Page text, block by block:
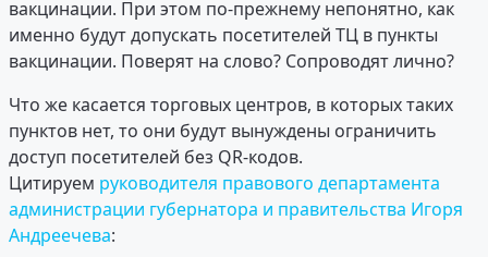
вакцинации. При этом по-прежнему непонятно, как
именно будут допускать посетителей ТЦ в пункты
вакцинации. Поверят на слово? Сопроводят лично?
Что же касается торговых центров, в которых таких
пунктов нет, то они будут вынуждены ограничить
доступ посетителей без QR-кодов.
Цитируем руководителя правового департамента
администрации губернатора и правительства Игоря
Андреечева: